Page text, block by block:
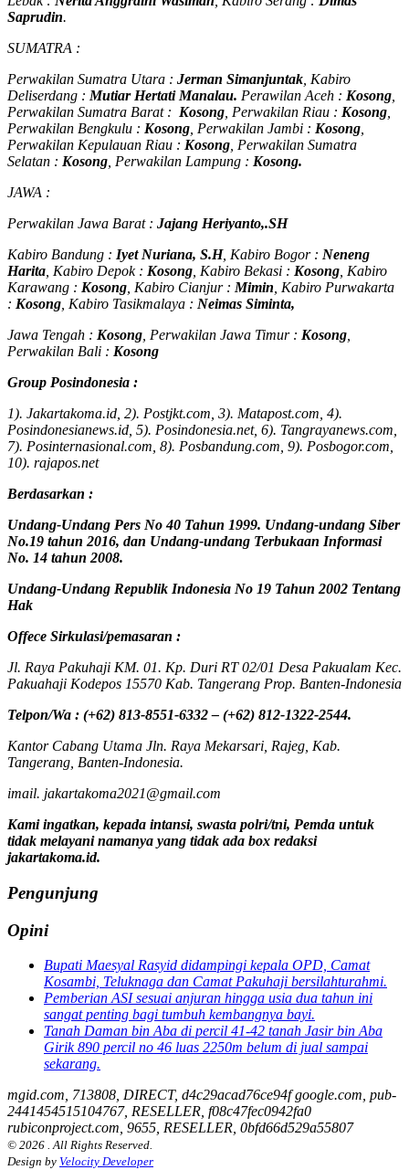
Saprudin.
SUMATRA :
Perwakilan Sumatra Utara : Jerman Simanjuntak , Kabiro
Deliserdang : Mutiar Hertati Manalau. Perawilan Aceh : Kosong
Perwakilan Sumatra Barat : Kosong , Perwakilan Riau : Kosong
Perwakilan Bengkulu : Kosong , Perwakilan Jambi : Kosong
Perwakilan Kepulauan Riau : Kosong , Perwakilan Sumatra
Selatan : Kosong , Perwakilan Lampung : Kosong.
JAWA :
Perwakilan Jawa Barat : Jajang Heriyanto,.SH
Kabiro Bandung : Iyet Nuriana, S.H, Kabiro Bogor : Neneng
Harita , Kabiro Depok : Kosong , Kabiro Bekasi : Kosong , Kabiro
Karawang : Kosong , Kabiro Cianjur : Mimin , Kabiro Purwakarta
: Kosong , Kabiro Tasikmalaya : Neimas Siminta,
Jawa Tengah : Kosong , Perwakilan Jawa Timur : Kosong
Perwakilan Bali : Kosong
Group Posindonesia :
1). Jakartakoma.id, 2). Postjkt.com, 3). Matapost.com, 4).
Posindonesianews.id, 5). Posindonesia.net, 6). Tangrayanews.com,
7). Posinternasional.com, 8). Posbandung.com, 9). Posbogor.com,
10). rajapos.net
Berdasarkan :
Undang-Undang Pers No 40 Tahun 1999. Undang-undang Siber
No.19 tahun 2016, dan Undang-undang Terbukaan Informasi
No. 14 tahun 2008.
Undang-Undang Republik Indonesia No 19 Tahun 2002 Tentang
Hak
Offece Sirkulasi/pemasaran :
Jl. Raya Pakuhaji KM. 01. Kp. Duri RT 02/01 Desa Pakualam Kec.
Pakuahaji Kodepos 15570 Kab. Tangerang Prop. Banten-Indonesia
Telpon/Wa : (+62) 813-8551-6332 – (+62) 812-1322-2544.
Kantor Cabang Utama Jln. Raya Mekarsari, Rajeg, Kab.
Tangerang, Banten-Indonesia.
imail. jakartakoma2021@gmail.com
Kami ingatkan, kepada intansi, swasta polri/tni, Pemda untuk
tidak melayani namanya yang tidak ada box redaksi
jakartakoma.id.
Pengunjung
Opini
Bupati Maesyal Rasyid didampingi kepala OPD, Camat
Kosambi, Teluknaga dan Camat Pakuhaji bersilahturahmi.
Pemberian ASI sesuai anjuran hingga usia dua tahun ini
sangat penting bagi tumbuh kembangnya bayi.
Tanah Daman bin Aba di percil 41-42 tanah Jasir bin Aba
Girik 890 percil no 46 luas 2250m belum di jual sampai
sekarang.
mgid.com, 713808, DIRECT, d4c29acad76ce94f google.com, pub-
2441454515104767, RESELLER, f08c47fec0942fa0
rubiconproject.com, 9655, RESELLER, 0bfd66d529a55807
© 2026 . All Rights Reserved.
Design by Velocity Developer